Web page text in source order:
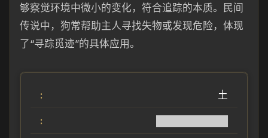
够察觉环境中微小的变化，符合追踪的本质。民间
传说中，狗常帮助主人寻找失物或发现危险，体现
了“寻踪觅迹”的具体应用。
土